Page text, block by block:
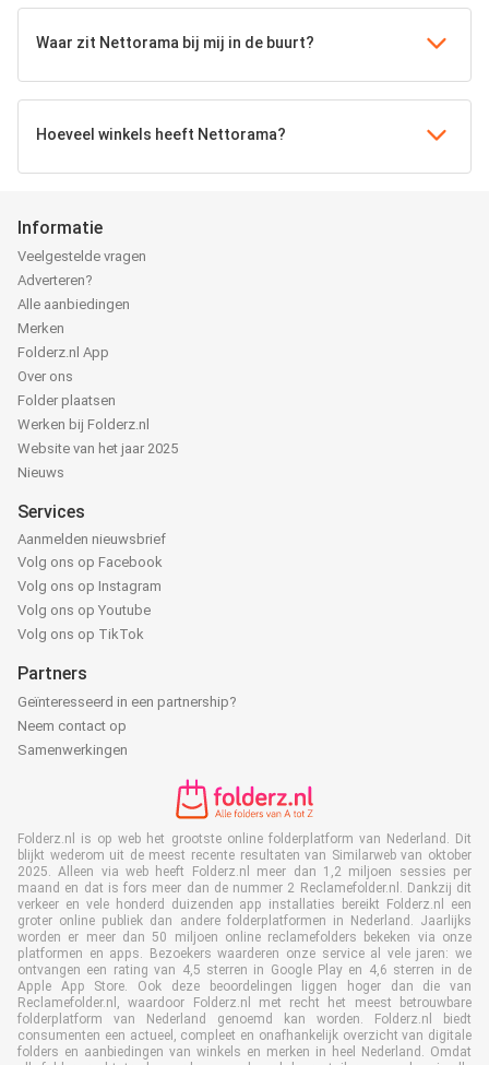
Waar zit Nettorama bij mij in de buurt?
Hoeveel winkels heeft Nettorama?
Informatie
Veelgestelde vragen
Adverteren?
Alle aanbiedingen
Merken
Folderz.nl App
Over ons
Folder plaatsen
Werken bij Folderz.nl
Website van het jaar 2025
Nieuws
Services
Aanmelden nieuwsbrief
Volg ons op Facebook
Volg ons op Instagram
Volg ons op Youtube
Volg ons op TikTok
Partners
Geïnteresseerd in een partnership?
Neem contact op
Samenwerkingen
Folderz.nl is op web het grootste online folderplatform van Nederland. Dit
blijkt wederom uit de meest recente resultaten van Similarweb van oktober
2025. Alleen via web heeft Folderz.nl meer dan 1,2 miljoen sessies per
maand en dat is fors meer dan de nummer 2 Reclamefolder.nl. Dankzij dit
verkeer en vele honderd duizenden app installaties bereikt Folderz.nl een
groter online publiek dan andere folderplatformen in Nederland. Jaarlijks
worden er meer dan 50 miljoen online reclamefolders bekeken via onze
platformen en apps. Bezoekers waarderen onze service al vele jaren: we
ontvangen een rating van 4,5 sterren in Google Play en 4,6 sterren in de
Apple App Store. Ook deze beoordelingen liggen hoger dan die van
Reclamefolder.nl, waardoor Folderz.nl met recht het meest betrouwbare
folderplatform van Nederland genoemd kan worden. Folderz.nl biedt
consumenten een actueel, compleet en onafhankelijk overzicht van digitale
folders en aanbiedingen van winkels en merken in heel Nederland. Omdat